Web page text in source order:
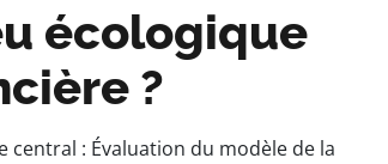
écologique
?
central : Évaluation du modèle de la